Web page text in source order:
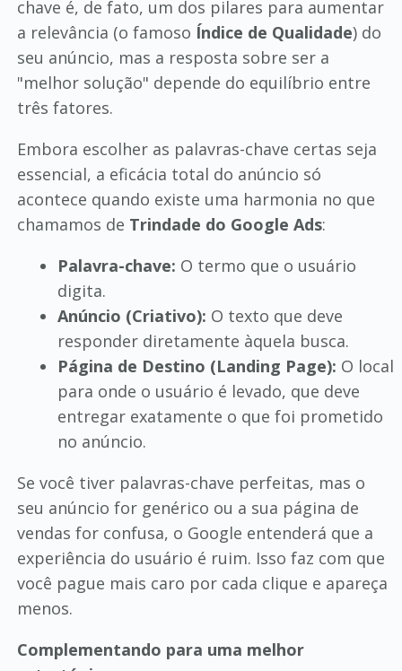
chave é, de fato, um dos pilares para aumentar
a relevância (o famoso Índice de Qualidade) do
seu anúncio, mas a resposta sobre ser a
"melhor solução" depende do equilíbrio entre
três fatores.
Embora escolher as palavras-chave certas seja
essencial, a eficácia total do anúncio só
acontece quando existe uma harmonia no que
chamamos de Trindade do Google Ads:
Palavra-chave: O termo que o usuário
digita.
Anúncio (Criativo): O texto que deve
responder diretamente àquela busca.
Página de Destino (Landing Page): O local
para onde o usuário é levado, que deve
entregar exatamente o que foi prometido
no anúncio.
Se você tiver palavras-chave perfeitas, mas o
seu anúncio for genérico ou a sua página de
vendas for confusa, o Google entenderá que a
experiência do usuário é ruim. Isso faz com que
você pague mais caro por cada clique e apareça
menos.
Complementando para uma melhor